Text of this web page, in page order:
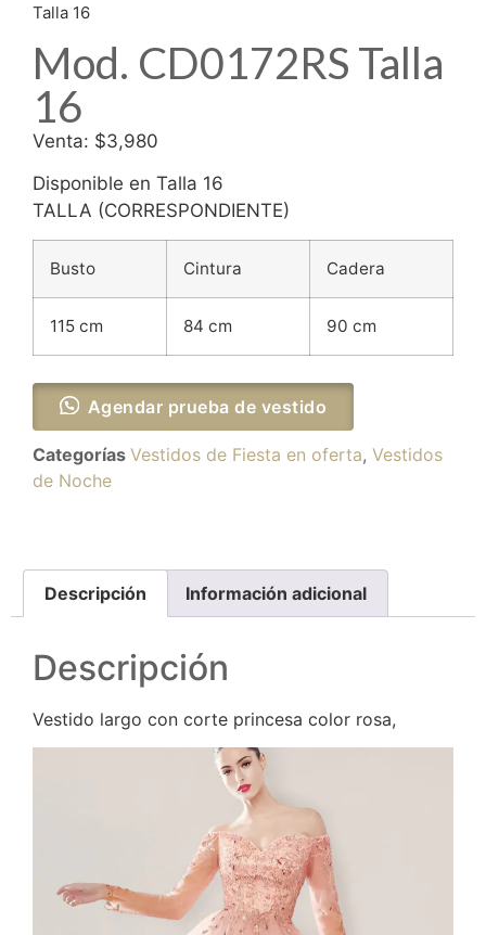
Talla 16
Mod. CD0172RS Talla
16
Venta: $3,980
Disponible en Talla 16
TALLA (CORRESPONDIENTE)
Busto Cintura Cadera
115 cm 84 cm 90 cm
Agendar prueba de vestido
Categorías Vestidos de Fiesta en oferta, Vestidos
de Noche
Descripción Información adicional
Descripción
Vestido largo con corte princesa color rosa,